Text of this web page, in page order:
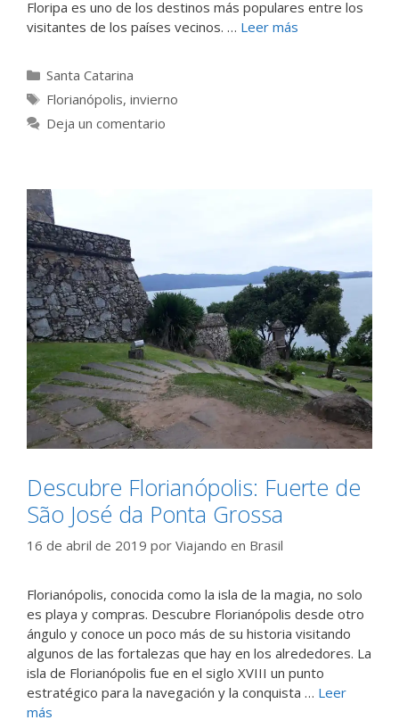
Floripa es uno de los destinos más populares entre los
visitantes de los países vecinos. … Leer más
Categorías
Santa Catarina
Etiquetas
Florianópolis, invierno
Deja un comentario
Descubre Florianópolis: Fuerte de
São José da Ponta Grossa
16 de abril de 2019 por Viajando en Brasil
Florianópolis, conocida como la isla de la magia, no solo
es playa y compras. Descubre Florianópolis desde otro
ángulo y conoce un poco más de su historia visitando
algunos de las fortalezas que hay en los alrededores. La
isla de Florianópolis fue en el siglo XVIII un punto
estratégico para la navegación y la conquista … Leer
más